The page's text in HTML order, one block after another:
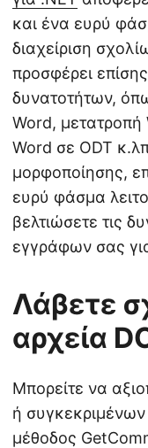
και ένα ευρύ
διαχείριση
προσφέρει
δυνατοτήτων,
Word, μετατροπή
Word σε ODT
μορφοποίησης,
ευρύ φάσμα
βελτιώσετε τις
εγγράφων σας
Λάβετε
αρχεία
Μπορείτε να
ή
μέθοδος